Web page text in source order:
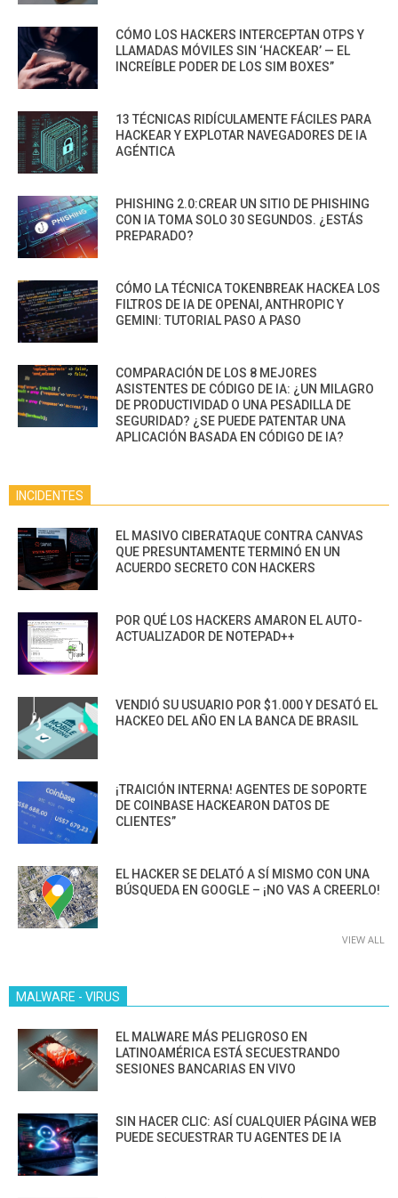
CÓMO LOS HACKERS INTERCEPTAN OTPS Y
LLAMADAS MÓVILES SIN ‘HACKEAR’ — EL
INCREÍBLE PODER DE LOS SIM BOXES”
13 TÉCNICAS RIDÍCULAMENTE FÁCILES PARA
HACKEAR Y EXPLOTAR NAVEGADORES DE IA
AGÉNTICA
PHISHING 2.0:CREAR UN SITIO DE PHISHING
CON IA TOMA SOLO 30 SEGUNDOS. ¿ESTÁS
PREPARADO?
CÓMO LA TÉCNICA TOKENBREAK HACKEA LOS
FILTROS DE IA DE OPENAI, ANTHROPIC Y
GEMINI: TUTORIAL PASO A PASO
COMPARACIÓN DE LOS 8 MEJORES
ASISTENTES DE CÓDIGO DE IA: ¿UN MILAGRO
DE PRODUCTIVIDAD O UNA PESADILLA DE
SEGURIDAD? ¿SE PUEDE PATENTAR UNA
APLICACIÓN BASADA EN CÓDIGO DE IA?
INCIDENTES
EL MASIVO CIBERATAQUE CONTRA CANVAS
QUE PRESUNTAMENTE TERMINÓ EN UN
ACUERDO SECRETO CON HACKERS
POR QUÉ LOS HACKERS AMARON EL AUTO-
ACTUALIZADOR DE NOTEPAD++
VENDIÓ SU USUARIO POR $1.000 Y DESATÓ EL
HACKEO DEL AÑO EN LA BANCA DE BRASIL
¡TRAICIÓN INTERNA! AGENTES DE SOPORTE
DE COINBASE HACKEARON DATOS DE
CLIENTES”
EL HACKER SE DELATÓ A SÍ MISMO CON UNA
BÚSQUEDA EN GOOGLE – ¡NO VAS A CREERLO!
VIEW ALL
MALWARE - VIRUS
EL MALWARE MÁS PELIGROSO EN
LATINOAMÉRICA ESTÁ SECUESTRANDO
SESIONES BANCARIAS EN VIVO
SIN HACER CLIC: ASÍ CUALQUIER PÁGINA WEB
PUEDE SECUESTRAR TU AGENTES DE IA